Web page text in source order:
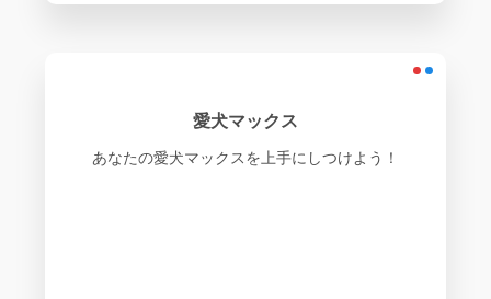
愛犬マックス
あなたの愛犬マックスを上手にしつけよう！